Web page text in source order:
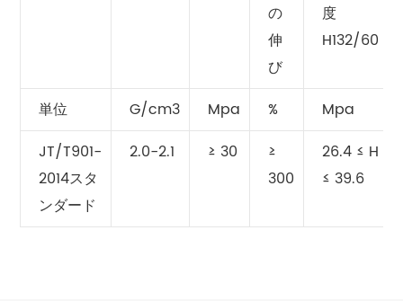
の
伸
び
度
H132/60
単位 G/cm3 Mpa %
Mpa
JT/T901-
2014スタ
ンダード
2.0-2.1 ≥ 30
≥
300
26.4 ≤ H
≤ 39.6